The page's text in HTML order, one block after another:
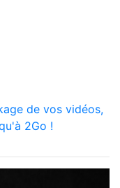
de vos vidéos,
2Go !